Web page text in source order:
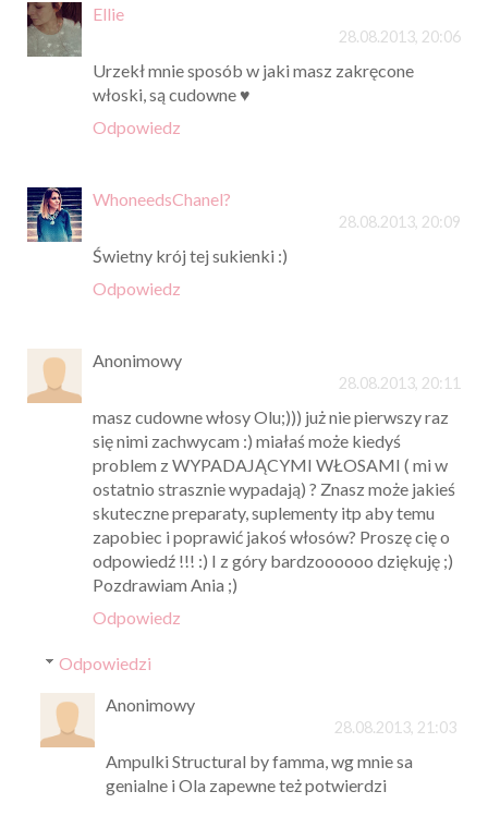
Ellie
28.08.2013, 20:06
Urzekł mnie sposób w jaki masz zakręcone
włoski, są cudowne ♥
Odpowiedz
WhoneedsChanel?
28.08.2013, 20:09
Świetny krój tej sukienki :)
Odpowiedz
Anonimowy
28.08.2013, 20:11
masz cudowne włosy Olu;))) już nie pierwszy raz
się nimi zachwycam :) miałaś może kiedyś
problem z WYPADAJĄCYMI WŁOSAMI ( mi w
ostatnio strasznie wypadają) ? Znasz może jakieś
skuteczne preparaty, suplementy itp aby temu
zapobiec i poprawić jakoś włosów? Proszę cię o
odpowiedź !!! :) I z góry bardzoooooo dziękuję ;)
Pozdrawiam Ania ;)
Odpowiedz
Odpowiedzi
Anonimowy
28.08.2013, 21:03
Ampulki Structural by famma, wg mnie sa
genialne i Ola zapewne też potwierdzi